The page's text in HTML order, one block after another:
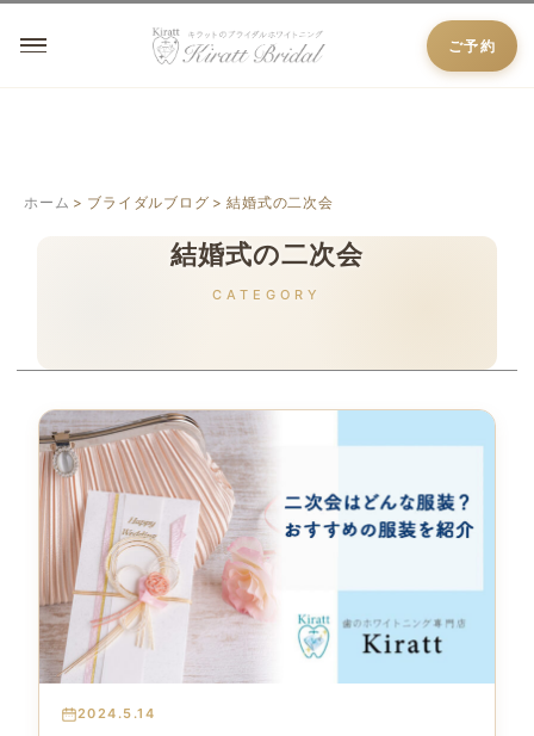
ご予約
ホーム ブライダルブログ 結婚式の二次会
結婚式の二次会
CATEGORY
2024.5.14